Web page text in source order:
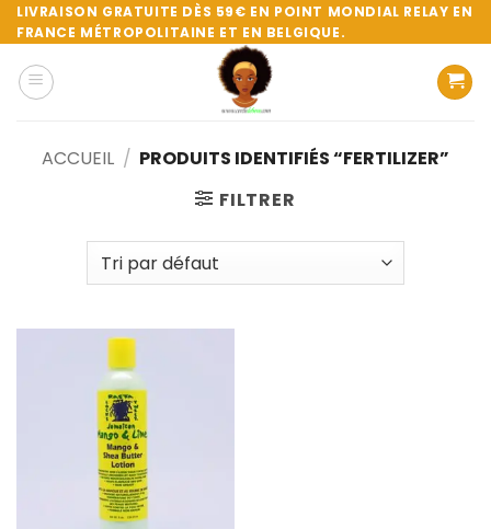
Passer
au
contenu
LIVRAISON GRATUITE DÈS 59€ EN POINT MONDIAL RELAY EN
FRANCE MÉTROPOLITAINE ET EN BELGIQUE.
ACCUEIL / PRODUITS IDENTIFIÉS “FERTILIZER”
FILTRER